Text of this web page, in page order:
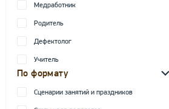
Медработник
Родитель
Дефектолог
Учитель
По формату
Сценарии занятий и праздников